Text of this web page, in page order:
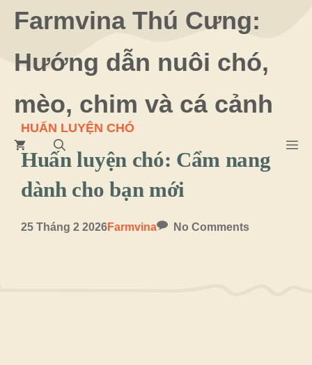
Chuyển
đến
nội
Farmvina Thú Cưng:
Hướng dẫn nuôi chó,
mèo, chim và cá cảnh
HUẤN LUYỆN CHÓ
Huấn luyện chó: Cẩm nang
dành cho bạn mới
25 Tháng 2 2026Farmvina No Comments